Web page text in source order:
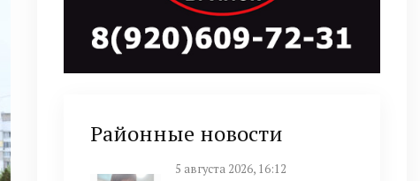
Районные новости
5 августа 2026, 16:12